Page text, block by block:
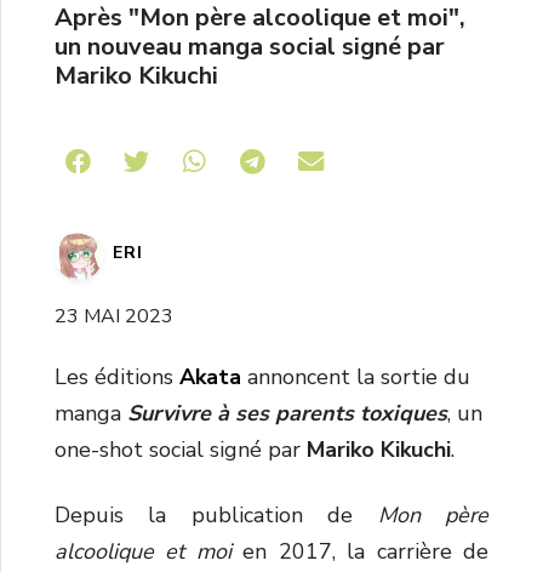
Après "Mon père alcoolique et moi",
un nouveau manga social signé par
Mariko Kikuchi
Share on Telegram
ERI
23 MAI 2023
Les éditions Akata annoncent la sortie du
manga Survivre à ses parents toxiques, un
one-shot social signé par Mariko Kikuchi.
Depuis la publication de Mon père
alcoolique et moien 2017, la carrière de